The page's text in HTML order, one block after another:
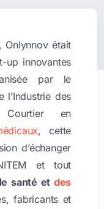
Onlynnov était
up innovantes
par le
l’Industrie des
Courtier en
, cette
d’échanger
et tout
santé et des
fabricants et